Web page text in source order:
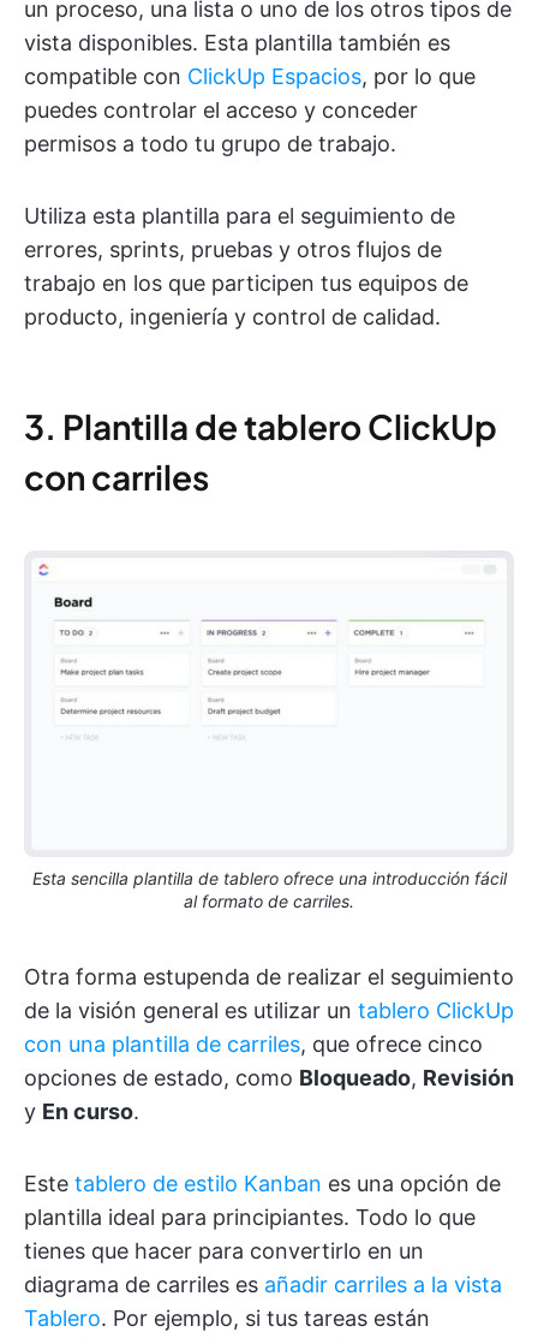
un proceso, una lista o uno de los otros tipos de
vista disponibles. Esta plantilla también es
compatible con ClickUp Espacios, por lo que
puedes controlar el acceso y conceder
permisos a todo tu grupo de trabajo.
Utiliza esta plantilla para el seguimiento de
errores, sprints, pruebas y otros flujos de
trabajo en los que participen tus equipos de
producto, ingeniería y control de calidad.
3. Plantilla de tablero ClickUp
con carriles
Esta sencilla plantilla de tablero ofrece una introducción fácil
al formato de carriles.
Otra forma estupenda de realizar el seguimiento
de la visión general es utilizar un tablero ClickUp
con una plantilla de carriles, que ofrece cinco
opciones de estado, como Bloqueado, Revisión
y En curso.
Este tablero de estilo Kanban es una opción de
plantilla ideal para principiantes. Todo lo que
tienes que hacer para convertirlo en un
diagrama de carriles es añadir carriles a la vista
Tablero. Por ejemplo, si tus tareas están